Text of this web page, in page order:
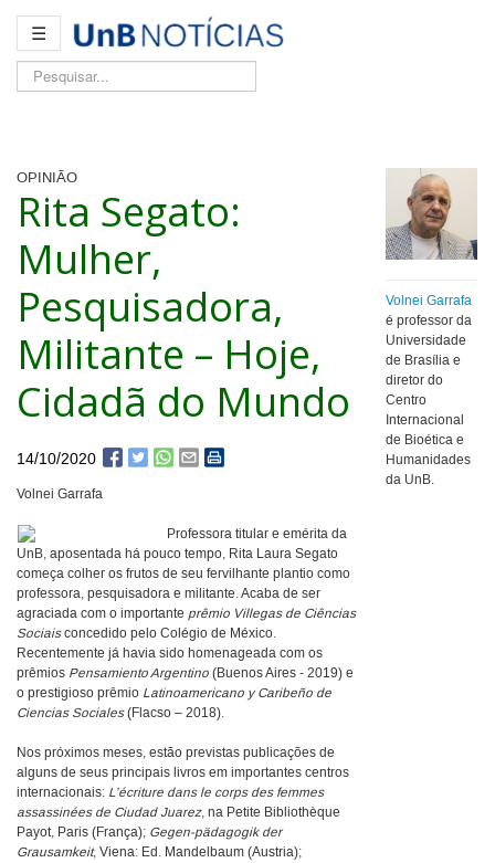
☰
Pesquisar...
OPINIÃO
Volnei Garrafa
é professor da
Universidade
de Brasília e
diretor do
Centro
Internacional
de Bioética e
Humanidades
da UnB.
Rita Segato:
Mulher,
Pesquisadora,
Militante – Hoje,
Cidadã do Mundo
14/10/2020
Volnei Garrafa
Professora titular e emérita da
UnB, aposentada há pouco tempo, Rita Laura Segato
começa colher os frutos de seu fervilhante plantio como
professora, pesquisadora e militante. Acaba de ser
agraciada com o importante prêmio Villegas de Ciências
Sociaisconcedido pelo Colégio de México.
Recentemente já havia sido homenageada com os
prêmios Pensamiento Argentino (Buenos Aires - 2019) e
o prestigioso prêmio Latinoamericano y Caribeño de
Ciencias Sociales(Flacso – 2018).
Nos próximos meses, estão previstas publicações de
alguns de seus principais livros em importantes centros
internacionais: L’écriture dans le corps des femmes
assassinées de Ciudad Juarez, na Petite Bibliothèque
Payot, Paris (França); Gegen-pädagogik der
Grausamkeit, Viena: Ed. Mandelbaum (Austria);